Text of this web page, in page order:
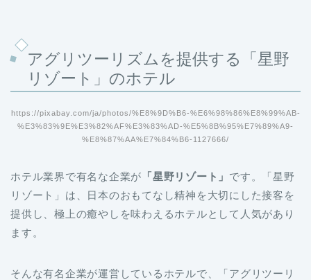
アグリツーリズムを提供する「星野
リゾート」のホテル
https://pixabay.com/ja/photos/%E8%9D%B6-%E6%98%86%E8%99%AB-
%E3%83%9E%E3%82%AF%E3%83%AD-%E5%8B%95%E7%89%A9-
%E8%87%AA%E7%84%B6-1127666/
ホテル業界で有名な企業が 「星野リゾート」 です。「星野
リゾート」は、日本のおもてなし精神を大切にした接客を
提供し、極上の癒やしを味わえるホテルとして人気があり
ます。
そんな有名企業が運営しているホテルで、「アグリツーリ